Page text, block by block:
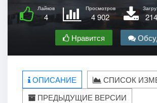
Лайков
4
Просмотров
4 902
Нравится
ОПИСАНИЕ
СПИСОК
ПРЕДЫДУЩИЕ ВЕРСИИ